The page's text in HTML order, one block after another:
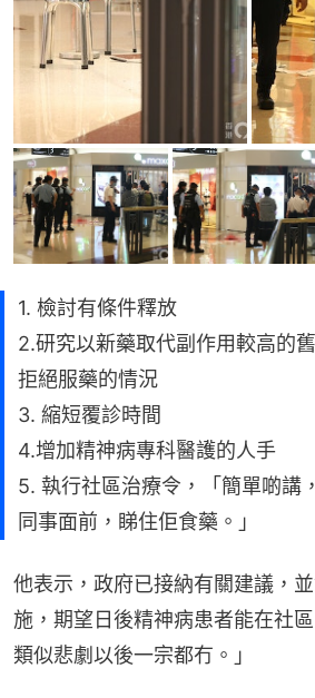
1. 檢討有條件釋放
2.研究以新藥取代副作用較高的
拒絕服藥的情況
3. 縮短覆診時間
4.增加精神病專科醫護的人手
5. 執行社區治療令，「簡單啲講
同事面前，睇住佢食藥。」
他表示，政府已接納有關建議，
施，期望日後精神病患者能在社
類似悲劇以後一宗都冇。」